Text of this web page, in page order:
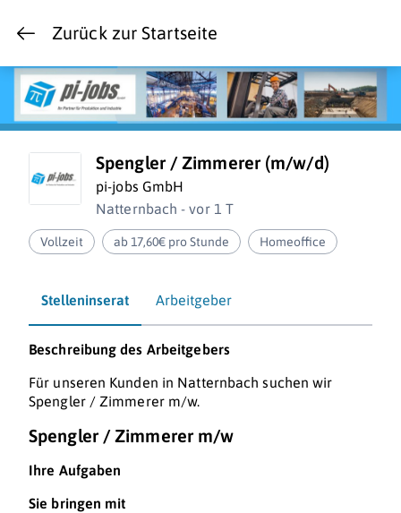
Zurück zur Startseite
Spengler / Zimmerer (m/w/d)
pi-jobs GmbH
Natternbach - vor 1 T
Vollzeit ab 17,60€ pro Stunde Homeoffice
Stelleninserat Arbeitgeber
Beschreibung des Arbeitgebers
Für unseren Kunden in Natternbach suchen wir
Spengler / Zimmerer m/w.
Spengler / Zimmerer m/w
Ihre Aufgaben
Sie bringen mit